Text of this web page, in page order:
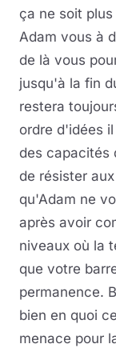
ça ne soit
Adam vous à
de là vous
jusqu'à la fin
restera
ordre d'idées
des capacités
de résister
qu'Adam ne
après avoir
niveaux où la
que votre
permanence.
bien en quoi
menace pour